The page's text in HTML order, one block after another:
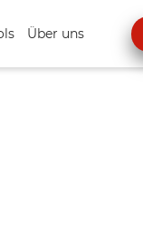
Über uns